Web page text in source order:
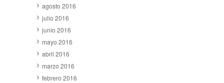
agosto 2016
julio 2016
junio 2016
mayo 2016
abril 2016
marzo 2016
febrero 2016